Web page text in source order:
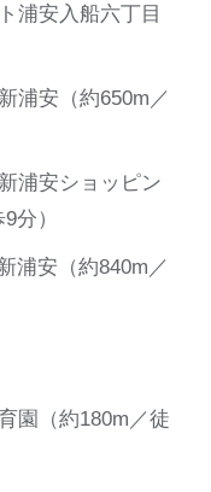
浦安入船六丁目
浦安（約650m／
浦安ショッピン
分）
浦安（約840m／
園（約180m／徒